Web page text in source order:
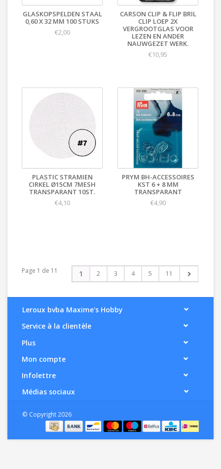
GLASKOPSPELDEN STAAL
0,60 X 32 MM 100 STUKS
€2,00
CARSON CLIP & FLIP BRIL
CLIP LOEP 2X
VERGROOTGLAS VOOR
LEZEN EN ANDER
NAUWGEZET WERK.
€10,95
PLASTIC STRAMIEN
CIRKEL Ø15CM 7MESH
TRANSPARANT 10ST.
€4,10
PRYM BH-ACCESSOIRES
KST 6 + 8 MM
TRANSPARANT
€4,90
Page 1 de 11 1 2 3 4 5 11
Leroux bvba Maxime's Hobby
Service à la clientèle
Plus
Mon compte
Infolettre
Médias sociaux
© Copyright 2026